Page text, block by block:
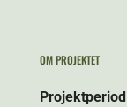
OM PROJEKTET
Projektperiod